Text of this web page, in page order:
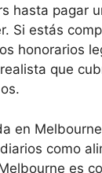
hasta pagar
Si estás
honorarios
que
en
como
es